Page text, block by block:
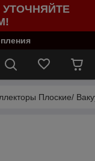
Плоские/